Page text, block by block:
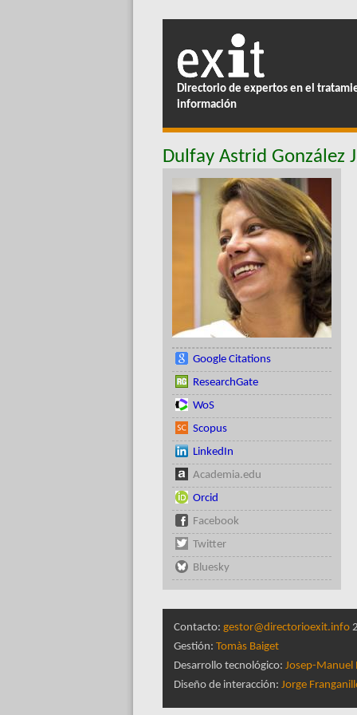
Directorio de expertos en el
información
Dulfay Astrid González
Google Citations
ResearchGate
WoS
Scopus
LinkedIn
Academia.edu
Orcid
Facebook
Twitter
Bluesky
Contacto: gestor@directorioexit.info
Gestión: Tomàs Baiget
Desarrollo tecnológico: Josep-Manuel
Diseño de interacción: Jorge